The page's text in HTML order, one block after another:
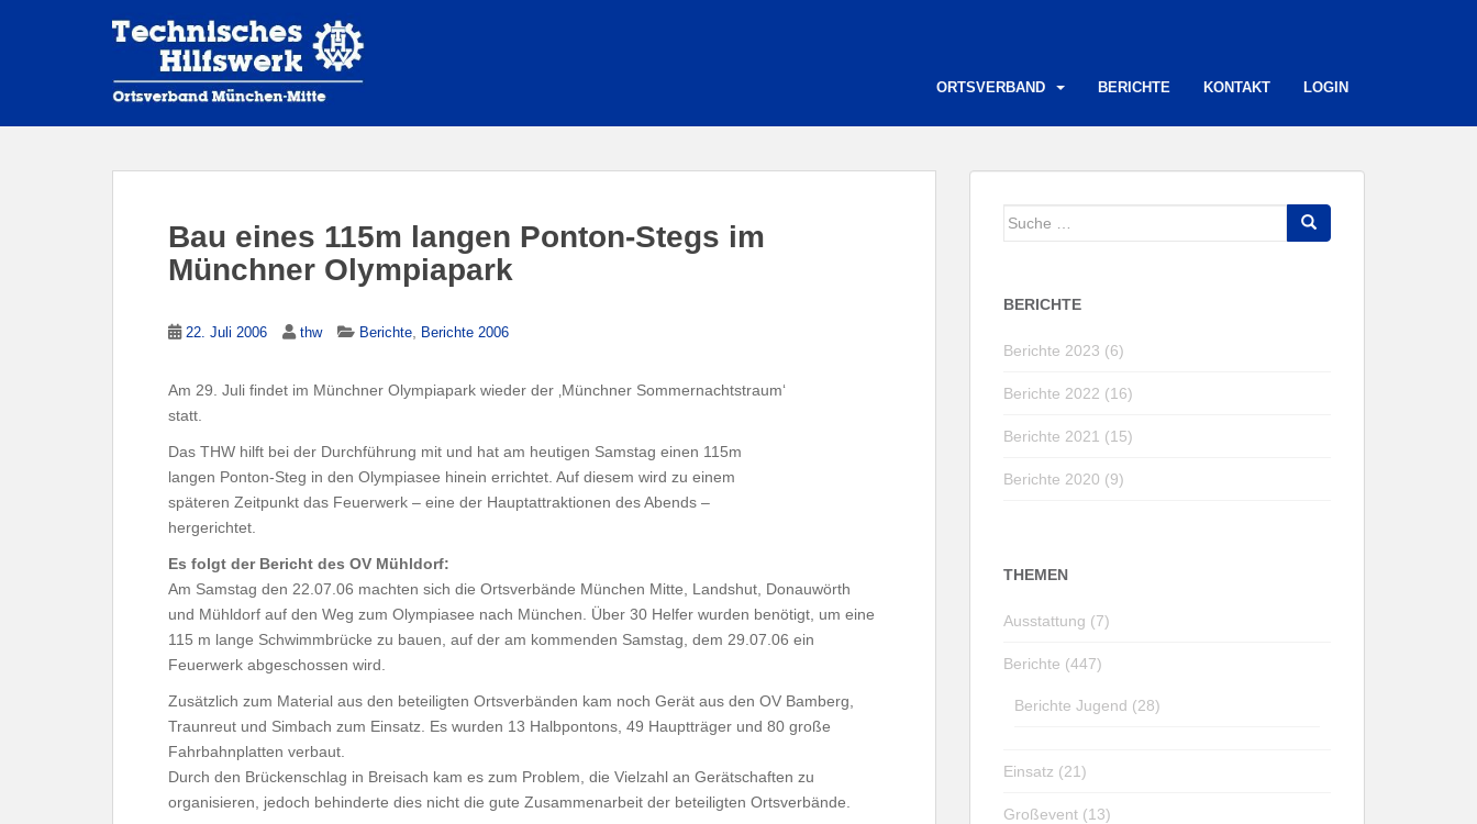
ORTSVERBAND BERICHTE KONTAKT LOGIN
Bau eines 115m langen Ponton-Stegs im
Münchner Olympiapark
22. Juli 2006 thw Berichte Berichte 2006
Am 29. Juli findet im Münchner Olympiapark wieder der ‚Münchner Sommernachtstraum‘
statt.
Das THW hilft bei der Durchführung mit und hat am heutigen Samstag einen 115m
langen Ponton-Steg in den Olympiasee hinein errichtet. Auf diesem wird zu einem
späteren Zeitpunkt das Feuerwerk – eine der Hauptattraktionen des Abends –
hergerichtet.
Es folgt der Bericht des OV Mühldorf:
Am Samstag den 22.07.06 machten sich die Ortsverbände München Mitte, Landshut, Donauwörth
und Mühldorf auf den Weg zum Olympiasee nach München. Über 30 Helfer wurden benötigt, um eine
115 m lange Schwimmbrücke zu bauen, auf der am kommenden Samstag, dem 29.07.06 ein
Feuerwerk abgeschossen wird.
Zusätzlich zum Material aus den beteiligten Ortsverbänden kam noch Gerät aus den OV Bamberg,
Traunreut und Simbach zum Einsatz. Es wurden 13 Halbpontons, 49 Hauptträger und 80 große
Fahrbahnplatten verbaut.
Durch den Brückenschlag in Breisach kam es zum Problem, die Vielzahl an Gerätschaften zu
organisieren, jedoch behinderte dies nicht die gute Zusammenarbeit der beteiligten Ortsverbände.
Suche
BERICHTE
Berichte 2023 (6)
Berichte 2022 (16)
Berichte 2021 (15)
Berichte 2020 (9)
THEMEN
Ausstattung (7)
Berichte (447)
Berichte Jugend (28)
Einsatz (21)
Großevent (13)